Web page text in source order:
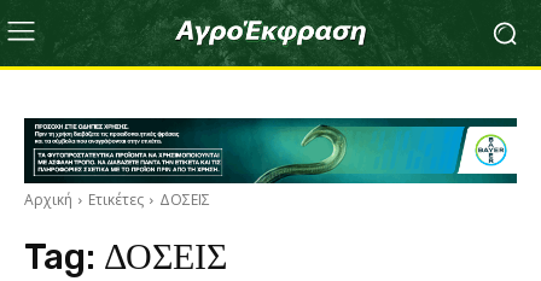
Αρχική Ετικέτες ΔΟΣΕΙΣ
Tag: ΔΟΣΕΙΣ